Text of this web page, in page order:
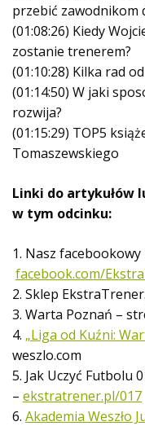
przebić zawodnikom
(01:08:26) Kiedy
zostanie trenerem?
(01:10:28) Kilka rad
(01:14:50) W jaki
rozwija?
(01:15:29) TOP5
Tomaszewskiego
Linki do artykułów
w tym odcinku:
1. Nasz
facebook.com/
2. Sklep
3. Warta Poznań –
4. „Liga od Kuźni:
weszlo.com
5. Jak Uczyć Futbolu
–ekstratrener.pl/017
6.Akademia Weszło